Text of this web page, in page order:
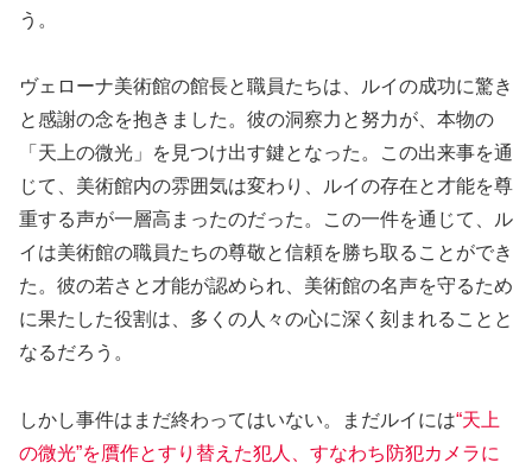
う。
ヴェローナ美術館の館長と職員たちは、ルイの成功に驚き
と感謝の念を抱きました。彼の洞察力と努力が、本物の
「天上の微光」を見つけ出す鍵となった。この出来事を通
じて、美術館内の雰囲気は変わり、ルイの存在と才能を尊
重する声が一層高まったのだった。この一件を通じて、ル
イは美術館の職員たちの尊敬と信頼を勝ち取ることができ
た。彼の若さと才能が認められ、美術館の名声を守るため
に果たした役割は、多くの人々の心に深く刻まれることと
なるだろう。
しかし事件はまだ終わってはいない。まだルイには“天上
の微光”を贋作とすり替えた犯人、すなわち防犯カメラに